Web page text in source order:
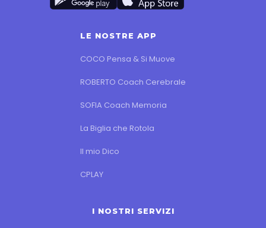
LE NOSTRE APP
COCO Pensa & Si Muove
ROBERTO Coach Cerebrale
SOFIA Coach Memoria
La Biglia che Rotola
Il mio Dico
CPLAY
I NOSTRI SERVIZI